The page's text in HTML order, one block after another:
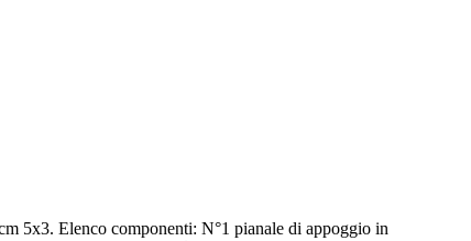
5x3. Elenco componenti: N°1 pianale di appoggio in